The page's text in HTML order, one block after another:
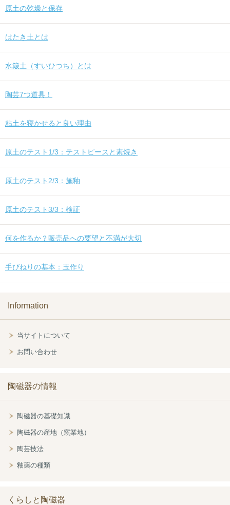
原土の乾燥と保存
はたき土とは
水簸土（すいひつち）とは
陶芸7つ道具！
粘土を寝かせると良い理由
原土のテスト1/3：テストピースと素焼き
原土のテスト2/3：施釉
原土のテスト3/3：検証
何を作るか？販売品への要望と不満が大切
手びねりの基本：玉作り
Information
当サイトについて
お問い合わせ
陶磁器の情報
陶磁器の基礎知識
陶磁器の産地（窯業地）
陶芸技法
釉薬の種類
くらしと陶磁器